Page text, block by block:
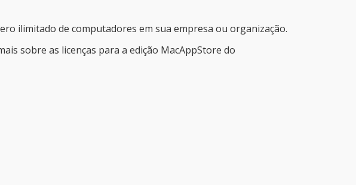
ilimitado de computadores em sua empresa ou organização.
sobre as licenças para a edição MacAppStore do